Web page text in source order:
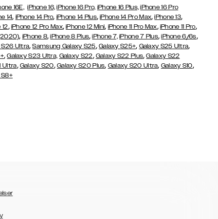
16E, iPhone 16, iPhone 16 Pro, iPhone 16 Plus, iPhone 16 Pro
14, iPhone 14 Pro, iPhone 14 Plus,iPhone 14 Pro Max,iPhone 13,
12, iPhone 12 Pro Max,iPhone 12 Mini, iPhone 11 Pro Max, iPhone 11 Pro,
, iPhone 8,iPhone 8 Plus,iPhone 7, iPhone 7 Plus,iPhone 6/6s,
S26 Ultra,Samsung Galaxy S25, Galaxy S25+, Galaxy S25 Ultra,
,Galaxy S23 Ultra, Galaxy S22, Galaxy S22 Plus,Galaxy S22
Ultra, Galaxy S20, Galaxy S20 Plus, Galaxy S20 Ultra, Galaxy S10,